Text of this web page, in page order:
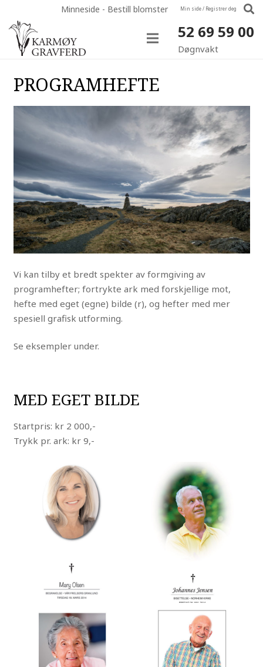
Minneside - Bestill blomster Min side / Registrer deg
52 69 59 00
Døgnvakt
PROGRAMHEFTE
Vi kan tilby et bredt spekter av formgiving av
programhefter; fortrykte ark med forskjellige mot,
hefte med eget (egne) bilde (r), og hefter med mer
spesiell grafisk utforming.
Se eksempler under.
MED EGET BILDE
Startpris: kr 2 000,-
Trykk pr. ark: kr 9,-